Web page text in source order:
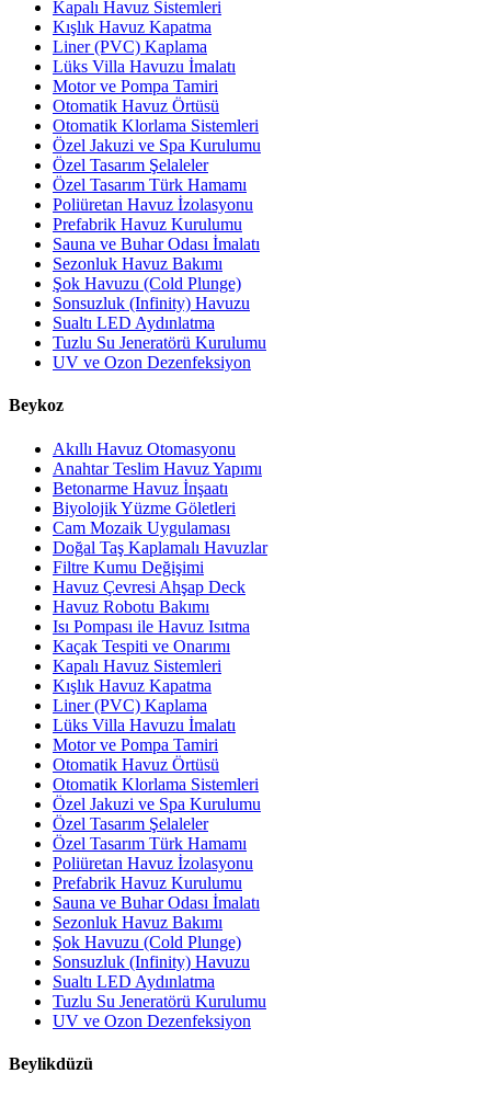
Kapalı Havuz Sistemleri
Kışlık Havuz Kapatma
Liner (PVC) Kaplama
Lüks Villa Havuzu İmalatı
Motor ve Pompa Tamiri
Otomatik Havuz Örtüsü
Otomatik Klorlama Sistemleri
Özel Jakuzi ve Spa Kurulumu
Özel Tasarım Şelaleler
Özel Tasarım Türk Hamamı
Poliüretan Havuz İzolasyonu
Prefabrik Havuz Kurulumu
Sauna ve Buhar Odası İmalatı
Sezonluk Havuz Bakımı
Şok Havuzu (Cold Plunge)
Sonsuzluk (Infinity) Havuzu
Sualtı LED Aydınlatma
Tuzlu Su Jeneratörü Kurulumu
UV ve Ozon Dezenfeksiyon
Beykoz
Akıllı Havuz Otomasyonu
Anahtar Teslim Havuz Yapımı
Betonarme Havuz İnşaatı
Biyolojik Yüzme Göletleri
Cam Mozaik Uygulaması
Doğal Taş Kaplamalı Havuzlar
Filtre Kumu Değişimi
Havuz Çevresi Ahşap Deck
Havuz Robotu Bakımı
Isı Pompası ile Havuz Isıtma
Kaçak Tespiti ve Onarımı
Kapalı Havuz Sistemleri
Kışlık Havuz Kapatma
Liner (PVC) Kaplama
Lüks Villa Havuzu İmalatı
Motor ve Pompa Tamiri
Otomatik Havuz Örtüsü
Otomatik Klorlama Sistemleri
Özel Jakuzi ve Spa Kurulumu
Özel Tasarım Şelaleler
Özel Tasarım Türk Hamamı
Poliüretan Havuz İzolasyonu
Prefabrik Havuz Kurulumu
Sauna ve Buhar Odası İmalatı
Sezonluk Havuz Bakımı
Şok Havuzu (Cold Plunge)
Sonsuzluk (Infinity) Havuzu
Sualtı LED Aydınlatma
Tuzlu Su Jeneratörü Kurulumu
UV ve Ozon Dezenfeksiyon
Beylikdüzü